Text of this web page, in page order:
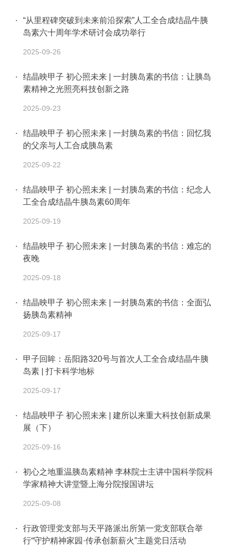
“从里程碑突破到未来前沿探索”人工全合成结晶牛胰
岛素六十周年学术研讨会成功举行
2025-09-26
结晶映甲子 初心照未来 | 一封胰岛素的书信：让胰岛
素精神之光照亮科技创新之路
2025-09-23
结晶映甲子 初心照未来 | 一封胰岛素的书信：回忆我
的父亲与人工合成胰岛素
2025-09-22
结晶映甲子 初心照未来 | 一封胰岛素的书信：纪念人
工全合成结晶牛胰岛素60周年
2025-09-19
结晶映甲子 初心照未来 | 一封胰岛素的书信：难忘的
夜晚
2025-09-18
结晶映甲子 初心照未来 | 一封胰岛素的书信：全面弘
扬胰岛素精神
2025-09-17
甲子回眸：岳阳路320号与首次人工全合成结晶牛胰
岛素 | 打卡科学地标
2025-09-17
结晶映甲子 初心照未来 | 建所以来重大科技创新成果
展（下）
2025-09-16
初心之地重温胰岛素精神 李林院士主讲中国科学院科
学家精神大讲堂暨上海分院报国讲坛
2025-09-08
行政管理党支部与天平路派出所第一党支部联合举
行“守护精神家园·传承创新薪火”主题党日活动